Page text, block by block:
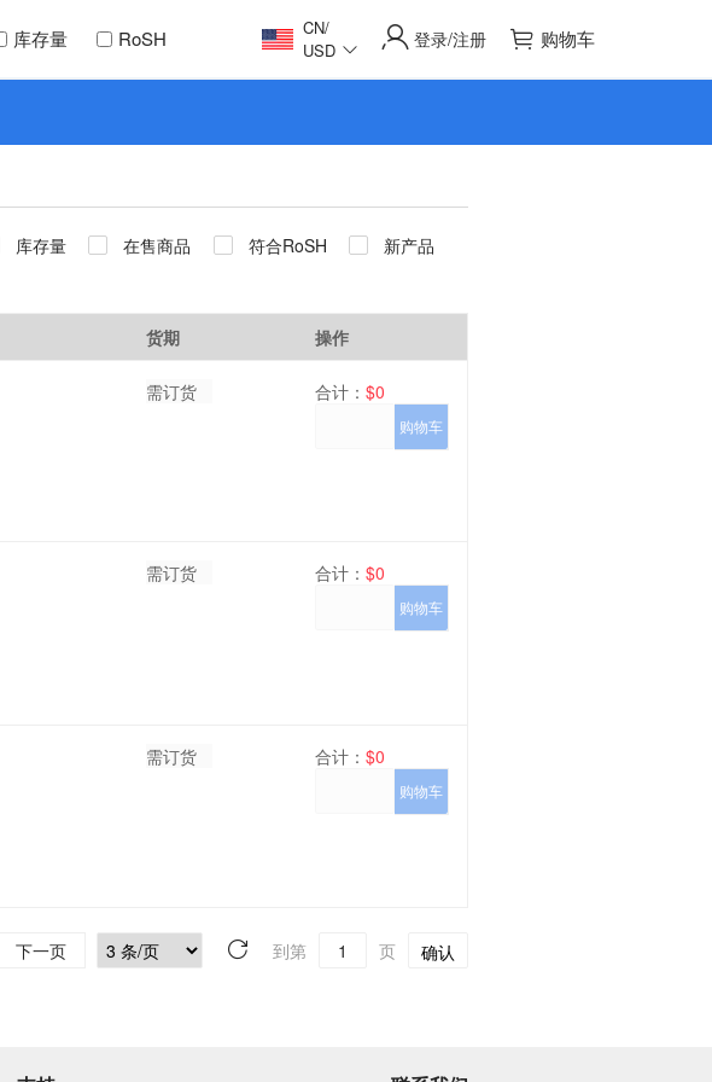
库存量 RoSH CN/
USD
登录/注册 购物车
库存量 在售商品 符合RoSH 新产品
货期 操作
需订货 合计： $0
购物车
需订货 合计： $0
购物车
需订货 合计： $0
购物车
下一页 到第 页 确认